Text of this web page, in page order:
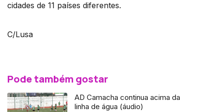
cidades de 11 países diferentes.
C/Lusa
Pode também gostar
AD Camacha continua acima da
linha de água (áudio)